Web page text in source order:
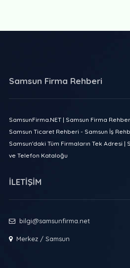
Samsun Firma Rehberi
SamsunFirma.NET | Samsun Firma
Samsun Ticaret Rehberi - Samsun İş
Samsun'daki Tüm Firmaların Tek Adresi |
ve Telefon Kataloğu
İLETİŞİM
bilgi@samsunfirma.net
Merkez / Samsun